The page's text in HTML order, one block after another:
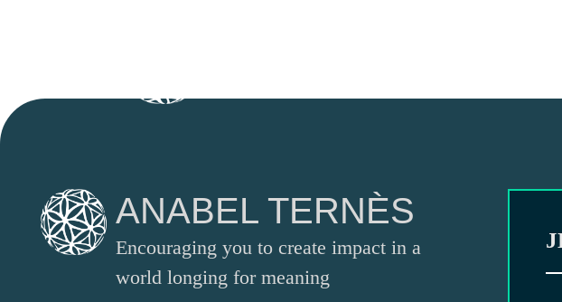
ANABEL TERNÈS
Encouraging you to create impact in a
world longing for meaning